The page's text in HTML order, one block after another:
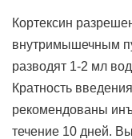
Кортексин
внутримышечным
разводят 1-2 мл
Кратность
рекомендованы
течение 10 дней.